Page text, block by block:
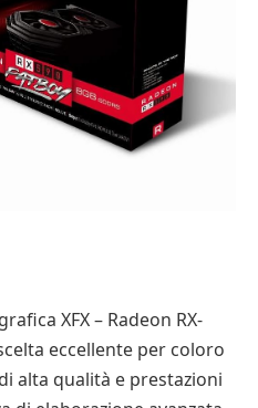
XFX – Radeon RX-
eccellente per coloro
alta qualità e prestazioni